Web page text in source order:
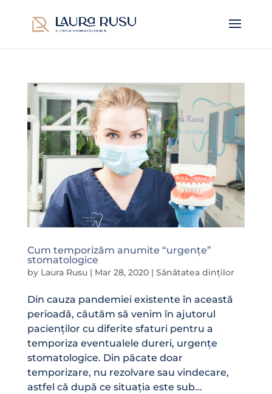
Cum temporizăm anumite “urgențe”
stomatologice
by Laura Rusu| Mar 28, 2020| Sănătatea dinților
Din cauza pandemiei existente în această
perioadă, căutăm să venim în ajutorul
pacienților cu diferite sfaturi pentru a
temporiza eventualele dureri, urgențe
stomatologice. Din păcate doar
temporizare, nu rezolvare sau vindecare,
astfel că după ce situația este sub...